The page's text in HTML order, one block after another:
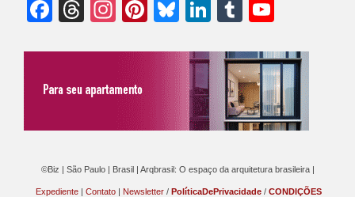
Facebook
Threads
Instagram
Pinterest
Bluesky
LinkedIn
Tumblr
©Biz | São Paulo | Brasil | Arqbrasil: O espaço da arquitetura brasileira |
Expediente | Contato | Newsletter / PolíticaDePrivacidade / CONDIÇÕES